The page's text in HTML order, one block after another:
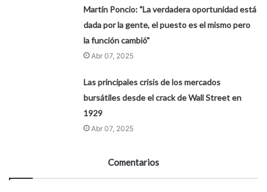
Martín Poncio: "La verdadera oportunidad está
dada por la gente, el puesto es el mismo pero
la función cambió"
Abr 07, 2025
Las principales crisis de los mercados
bursátiles desde el crack de Wall Street en
1929
Abr 07, 2025
Comentarios